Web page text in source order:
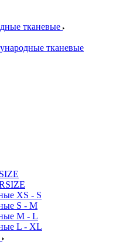
тканевые
тканевые
XS - S
S - M
M - L
L - XL